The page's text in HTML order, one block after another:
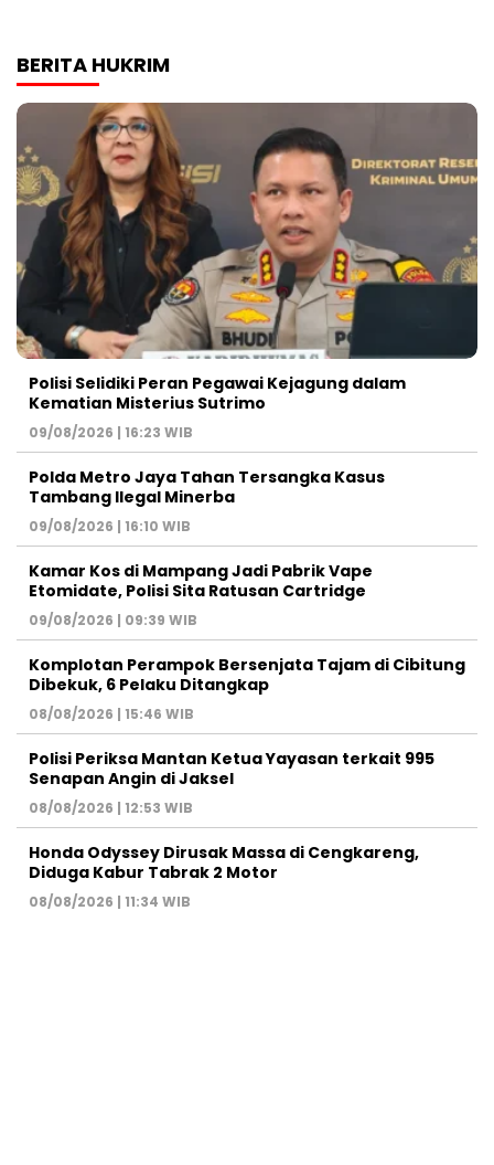
BERITA HUKRIM
Polisi Selidiki Peran Pegawai Kejagung dalam
Kematian Misterius Sutrimo
09/08/2026 | 16:23 WIB
Polda Metro Jaya Tahan Tersangka Kasus
Tambang Ilegal Minerba
09/08/2026 | 16:10 WIB
Kamar Kos di Mampang Jadi Pabrik Vape
Etomidate, Polisi Sita Ratusan Cartridge
09/08/2026 | 09:39 WIB
Komplotan Perampok Bersenjata Tajam di Cibitung
Dibekuk, 6 Pelaku Ditangkap
08/08/2026 | 15:46 WIB
Polisi Periksa Mantan Ketua Yayasan terkait 995
Senapan Angin di Jaksel
08/08/2026 | 12:53 WIB
Honda Odyssey Dirusak Massa di Cengkareng,
Diduga Kabur Tabrak 2 Motor
08/08/2026 | 11:34 WIB